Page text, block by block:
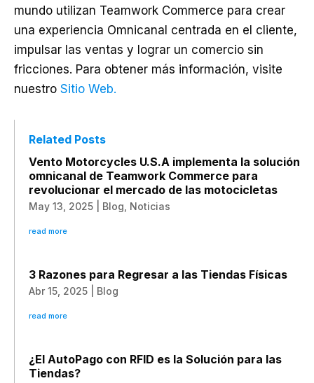
mundo utilizan Teamwork Commerce para crear
una experiencia Omnicanal centrada en el cliente,
impulsar las ventas y lograr un comercio sin
fricciones. Para obtener más información, visite
nuestro Sitio Web.
Related Posts
Vento Motorcycles U.S.A implementa la solución
omnicanal de Teamwork Commerce para
revolucionar el mercado de las motocicletas
May 13, 2025 Blog Noticias
read more
3 Razones para Regresar a las Tiendas Físicas
Abr 15, 2025 Blog
read more
¿El AutoPago con RFID es la Solución para las
Tiendas?